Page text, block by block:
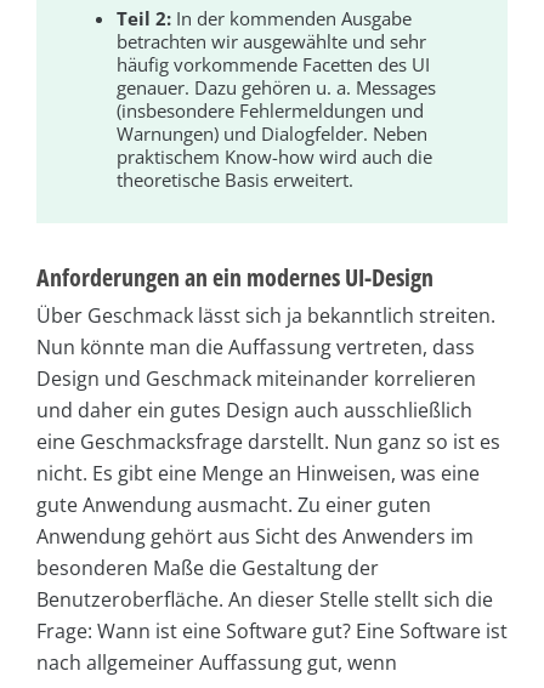
Teil 2: In der kommenden Ausgabe
betrachten wir ausgewählte und sehr
häufig vorkommende Facetten des UI
genauer. Dazu gehören u. a. Messages
(insbesondere Fehlermeldungen und
Warnungen) und Dialogfelder. Neben
praktischem Know-how wird auch die
theoretische Basis erweitert.
Anforderungen an ein modernes UI-Design
Über Geschmack lässt sich ja bekanntlich streiten.
Nun könnte man die Auffassung vertreten, dass
Design und Geschmack miteinander korrelieren
und daher ein gutes Design auch ausschließlich
eine Geschmacksfrage darstellt. Nun ganz so ist es
nicht. Es gibt eine Menge an Hinweisen, was eine
gute Anwendung ausmacht. Zu einer guten
Anwendung gehört aus Sicht des Anwenders im
besonderen Maße die Gestaltung der
Benutzeroberfläche. An dieser Stelle stellt sich die
Frage: Wann ist eine Software gut? Eine Software ist
nach allgemeiner Auffassung gut, wenn